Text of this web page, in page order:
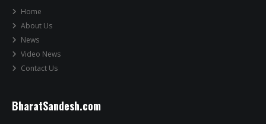
Home
About Us
News
Video News
Contact Us
BharatSandesh.com